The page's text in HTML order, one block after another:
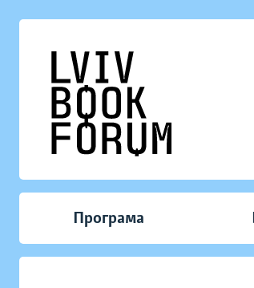
Програма